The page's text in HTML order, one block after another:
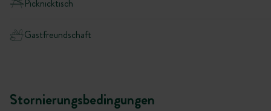
Picknicktisch
Gastfreundschaft
Stornierungsbedingungen